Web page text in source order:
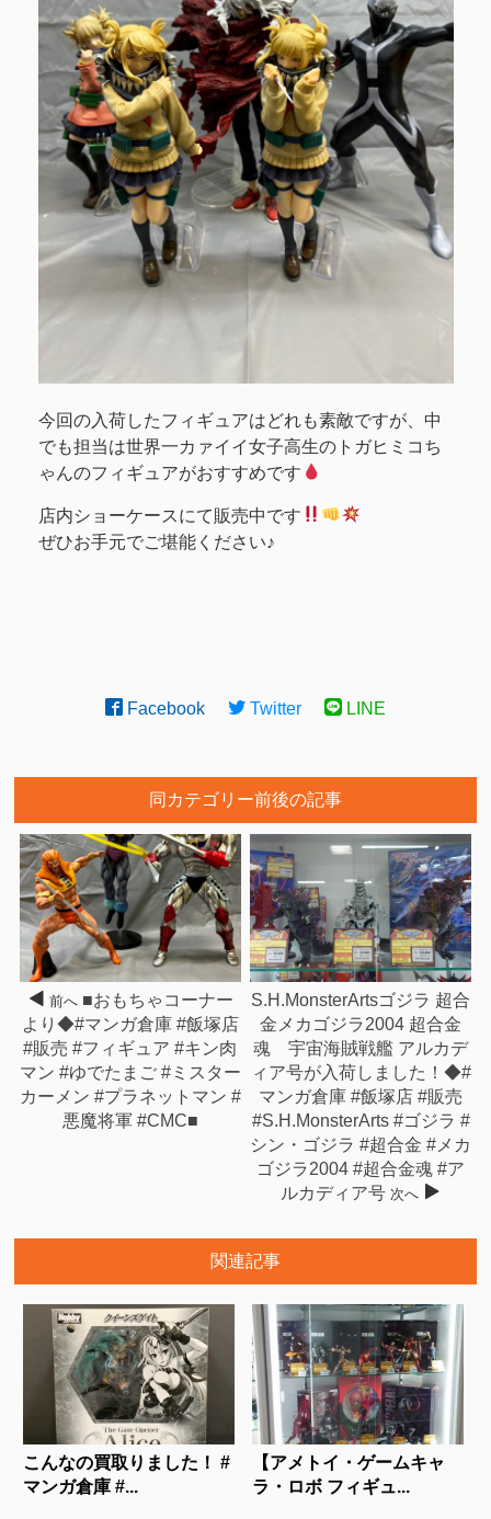
今回の入荷したフィギュアはどれも素敵ですが、中
でも担当は世界一カァイイ女子高生のトガヒミコち
ゃんのフィギュアがおすすめです
店内ショーケースにて販売中です
ぜひお手元でご堪能ください♪
Facebook Twitter LINE
同カテゴリー前後の記事
前へ ■おもちゃコーナー
より◆#マンガ倉庫 #飯塚店
#販売 #フィギュア #キン肉
マン #ゆでたまご #ミスター
カーメン #プラネットマン #
悪魔将軍 #CMC■
S.H.MonsterArtsゴジラ 超合
金メカゴジラ2004 超合金
魂 宇宙海賊戦艦 アルカデ
ィア号が入荷しました！◆#
マンガ倉庫 #飯塚店 #販売
#S.H.MonsterArts #ゴジラ #
シン・ゴジラ #超合金 #メカ
ゴジラ2004 #超合金魂 #ア
ルカディア号 次へ
関連記事
こんなの買取りました！ #
マンガ倉庫 #...
【アメトイ・ゲームキャ
ラ・ロボ フィギュ...